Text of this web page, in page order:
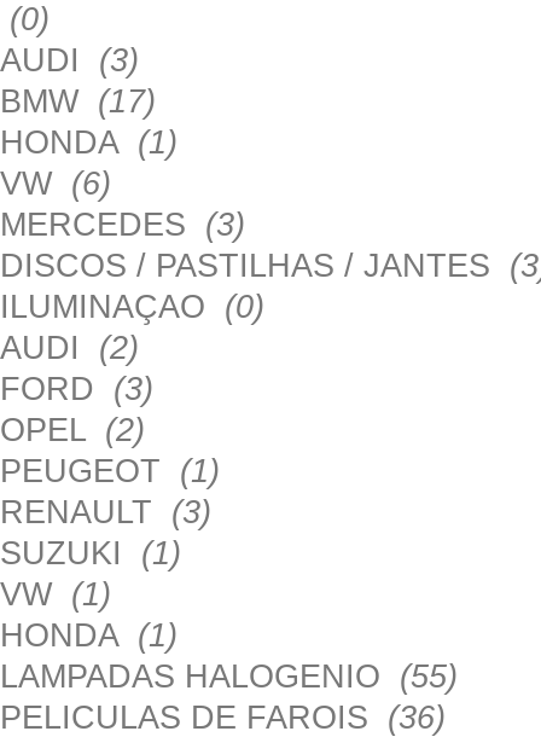
(0)
AUDI (3)
BMW (17)
HONDA (1)
VW (6)
MERCEDES (3)
DISCOS / PASTILHAS / JANTES
ILUMINAÇAO (0)
AUDI (2)
FORD (3)
OPEL (2)
PEUGEOT (1)
RENAULT (3)
SUZUKI (1)
VW (1)
HONDA (1)
LAMPADAS HALOGENIO (55)
PELICULAS DE FAROIS (36)